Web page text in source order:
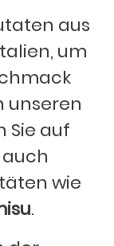
aus
um
unseren
Sie auf
wie
.